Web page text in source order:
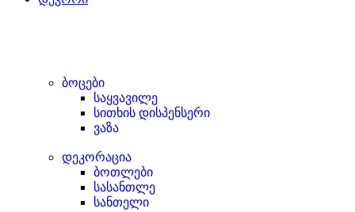
ბოცები
საყვავილე
სითხის დისპენსერი
ვაზა
დეკორაცია
ბოთლები
სასანთლე
სანთელი